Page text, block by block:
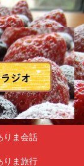
りま会話
りま旅行